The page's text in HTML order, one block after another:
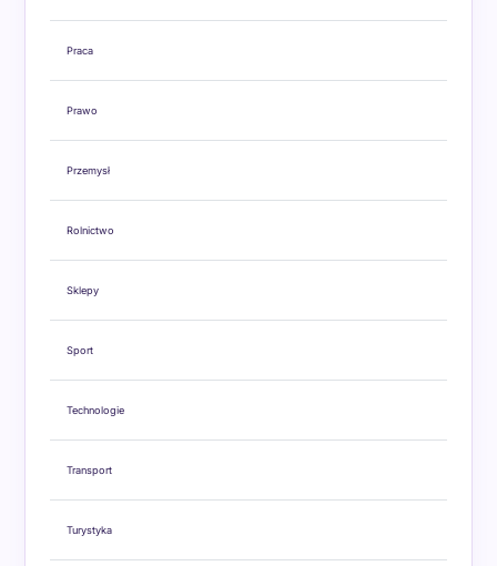
Praca
Prawo
Przemysł
Rolnictwo
Sklepy
Sport
Technologie
Transport
Turystyka